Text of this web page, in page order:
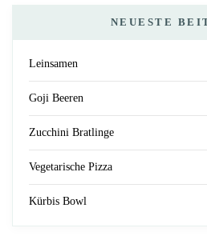
NEUESTE
Leinsamen
Goji Beeren
Zucchini Bratlinge
Vegetarische Pizza
Kürbis Bowl